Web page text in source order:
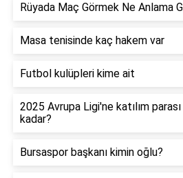
Rüyada Maç Görmek Ne Anlama
Masa tenisinde kaç hakem var
Futbol kulüpleri kime ait
2025 Avrupa Ligi'ne katılım
kadar?
Bursaspor başkanı kimin oğlu?